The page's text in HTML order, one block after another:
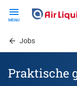
contentJobs
Praktische